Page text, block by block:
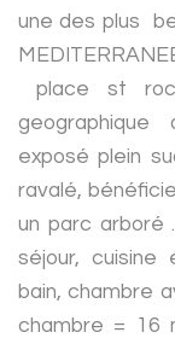
une des plus
place st
exposé plein
ravalé,
un parc arboré
séjour, cuisine
bain, chambre
chambre = 16